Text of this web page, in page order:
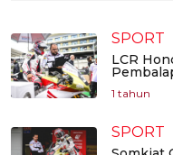
SPORT
LCR
1 tahun
SPORT